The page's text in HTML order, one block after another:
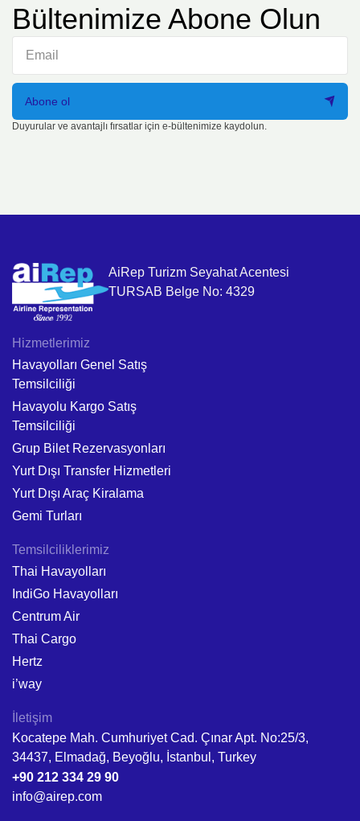
Bültenimize Abone Olun
Abone ol
Duyurular ve avantajlı fırsatlar için e-bültenimize kaydolun.
AiRep Turizm Seyahat Acentesi
TURSAB Belge No: 4329
Hizmetlerimiz
Havayolları Genel Satış
Temsilciliği
Havayolu Kargo Satış
Temsilciliği
Grup Bilet Rezervasyonları
Yurt Dışı Transfer Hizmetleri
Yurt Dışı Araç Kiralama
Gemi Turları
Temsilciliklerimiz
Thai Havayolları
IndiGo Havayolları
Centrum Air
Thai Cargo
Hertz
i’way
İletişim
Kocatepe Mah. Cumhuriyet Cad. Çınar Apt. No:25/3,
34437, Elmadağ, Beyoğlu, İstanbul, Turkey
+90 212 334 29 90
info@airep.com